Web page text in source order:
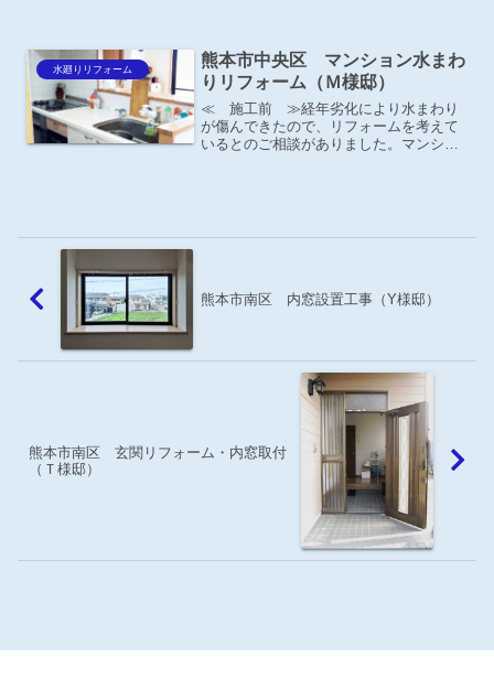
トイレの奥行を30㎝程広...
水廻りリフォーム
熊本市中央区 マンション水まわ
りリフォーム（Ｍ様邸）
≪ 施工前 ≫経年劣化により水まわり
が傷んできたので、リフォームを考えて
いるとのご相談がありました。マンショ
熊本市南区 内窓設置工事（Y様邸）
熊本市南区 玄関リフォーム・内窓取付
（Ｔ様邸）